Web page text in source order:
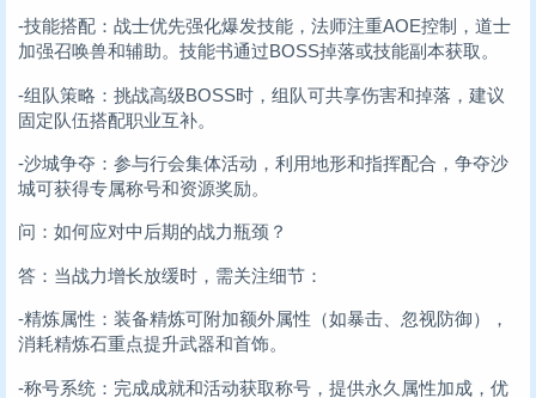
-技能搭配：战士优先强化爆发技能，法师注重AOE控制，道士
加强召唤兽和辅助。技能书通过BOSS掉落或技能副本获取。
-组队策略：挑战高级BOSS时，组队可共享伤害和掉落，建议
固定队伍搭配职业互补。
-沙城争夺：参与行会集体活动，利用地形和指挥配合，争夺沙
城可获得专属称号和资源奖励。
问：如何应对中后期的战力瓶颈？
答：当战力增长放缓时，需关注细节：
-精炼属性：装备精炼可附加额外属性（如暴击、忽视防御），
消耗精炼石重点提升武器和首饰。
-称号系统：完成成就和活动获取称号，提供永久属性加成，优